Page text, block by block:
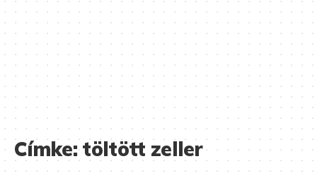
Címke:töltött zeller